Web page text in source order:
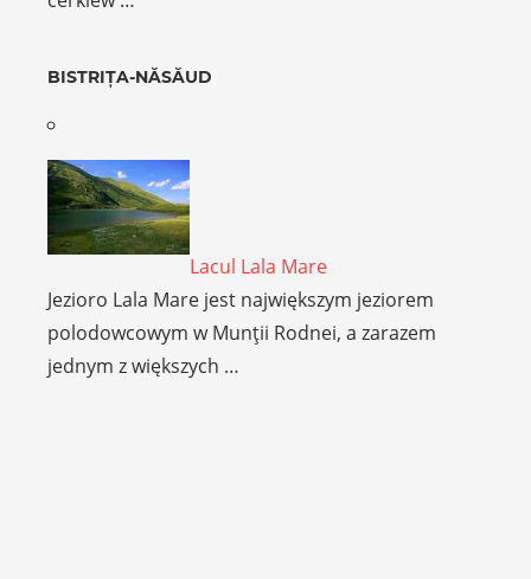
BISTRIȚA-NĂSĂUD
Lacul Lala Mare
Jezioro Lala Mare jest największym jeziorem
polodowcowym w Munţii Rodnei, a zarazem
jednym z większych …